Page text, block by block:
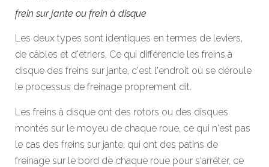
frein sur jante ou frein à disque
Les deux types sont identiques en termes de leviers,
de câbles et d'étriers. Ce qui différencie les freins à
disque des freins sur jante, c'est l'endroit où se déroule
le processus de freinage proprement dit.
Les freins à disque ont des rotors ou des disques
montés sur le moyeu de chaque roue, ce qui n'est pas
le cas des freins sur jante, qui ont des patins de
freinage sur le bord de chaque roue pour s'arrêter, ce